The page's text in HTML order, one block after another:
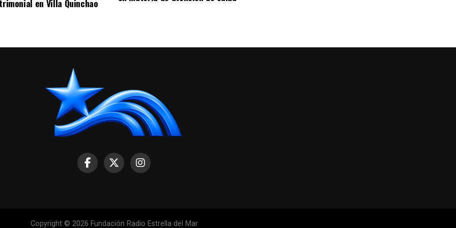
en Villa Quinchao
Copyright © 2026 Fundación Radio Estrella del Mar